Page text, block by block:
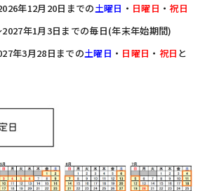
年12月20日までの土曜日 ・ 日曜日 ・祝日
年1月3日までの毎日(年末年始期間)
年3月28日までの土曜日 ・ 日曜日 ・ 祝日 と